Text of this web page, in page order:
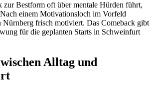
zur Bestform oft über mentale Hürden führt,
einem Motivationsloch im Vorfeld
Nürnberg frisch motiviert. Das Comeback gibt
für die geplanten Starts in Schweinfurt
Alltag und